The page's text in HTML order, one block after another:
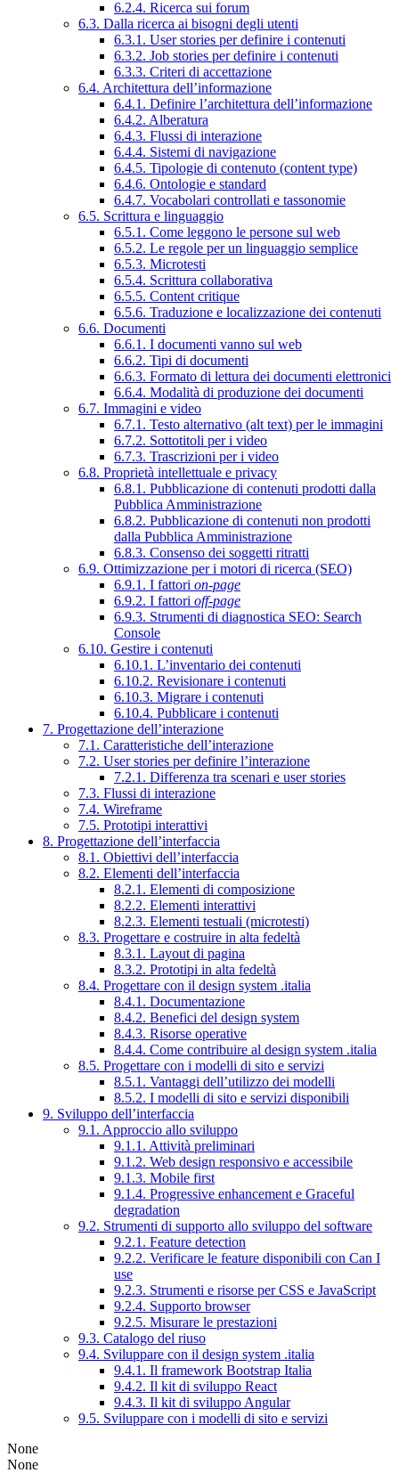
6.2.4. Ricerca sui forum
6.3. Dalla ricerca ai bisogni degli utenti
6.3.1. User stories per definire i contenuti
6.3.2. Job stories per definire i contenuti
6.3.3. Criteri di accettazione
6.4. Architettura dell’informazione
6.4.1. Definire l’architettura dell’informazione
6.4.2. Alberatura
6.4.3. Flussi di interazione
6.4.4. Sistemi di navigazione
6.4.5. Tipologie di contenuto (content type)
6.4.6. Ontologie e standard
6.4.7. Vocabolari controllati e tassonomie
6.5. Scrittura e linguaggio
6.5.1. Come leggono le persone sul web
6.5.2. Le regole per un linguaggio semplice
6.5.3. Microtesti
6.5.4. Scrittura collaborativa
6.5.5. Content critique
6.5.6. Traduzione e localizzazione dei contenuti
6.6. Documenti
6.6.1. I documenti vanno sul web
6.6.2. Tipi di documenti
6.6.3. Formato di lettura dei documenti elettronici
6.6.4. Modalità di produzione dei documenti
6.7. Immagini e video
6.7.1. Testo alternativo (alt text) per le immagini
6.7.2. Sottotitoli per i video
6.7.3. Trascrizioni per i video
6.8. Proprietà intellettuale e privacy
6.8.1. Pubblicazione di contenuti prodotti dalla
Pubblica Amministrazione
6.8.2. Pubblicazione di contenuti non prodotti
dalla Pubblica Amministrazione
6.8.3. Consenso dei soggetti ritratti
6.9. Ottimizzazione per i motori di ricerca (SEO)
6.9.1. I fattori on-page
6.9.2. I fattori off-page
6.9.3. Strumenti di diagnostica SEO: Search
Console
6.10. Gestire i contenuti
6.10.1. L’inventario dei contenuti
6.10.2. Revisionare i contenuti
6.10.3. Migrare i contenuti
6.10.4. Pubblicare i contenuti
7. Progettazione dell’interazione
7.1. Caratteristiche dell’interazione
7.2. User stories per definire l’interazione
7.2.1. Differenza tra scenari e user stories
7.3. Flussi di interazione
7.4. Wireframe
7.5. Prototipi interattivi
8. Progettazione dell’interfaccia
8.1. Obiettivi dell’interfaccia
8.2. Elementi dell’interfaccia
8.2.1. Elementi di composizione
8.2.2. Elementi interattivi
8.2.3. Elementi testuali (microtesti)
8.3. Progettare e costruire in alta fedeltà
8.3.1. Layout di pagina
8.3.2. Prototipi in alta fedeltà
8.4. Progettare con il design system .italia
8.4.1. Documentazione
8.4.2. Benefici del design system
8.4.3. Risorse operative
8.4.4. Come contribuire al design system .italia
8.5. Progettare con i modelli di sito e servizi
8.5.1. Vantaggi dell’utilizzo dei modelli
8.5.2. I modelli di sito e servizi disponibili
9. Sviluppo dell’interfaccia
9.1. Approccio allo sviluppo
9.1.1. Attività preliminari
9.1.2. Web design responsivo e accessibile
9.1.3. Mobile first
9.1.4. Progressive enhancement e Graceful
degradation
9.2. Strumenti di supporto allo sviluppo del software
9.2.1. Feature detection
9.2.2. Verificare le feature disponibili con Can I
use
9.2.3. Strumenti e risorse per CSS e JavaScript
9.2.4. Supporto browser
9.2.5. Misurare le prestazioni
9.3. Catalogo del riuso
9.4. Sviluppare con il design system .italia
9.4.1. Il framework Bootstrap Italia
9.4.2. Il kit di sviluppo React
9.4.3. Il kit di sviluppo Angular
9.5. Sviluppare con i modelli di sito e servizi
None
None